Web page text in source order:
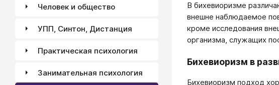
В бихевиоризме
внешне наблюдаемое
кроме исследования
организма, служащих
Бихевиоризм в
Бихевиоризм подход
Человек и общество
УПП, Синтон, Дистанция
Практическая психология
Занимательная психология